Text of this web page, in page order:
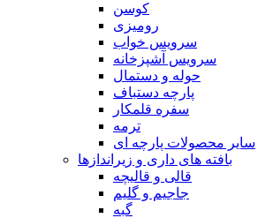
کوسن
رومیزی
سرویس خواب
سرویس آشپزخانه
حوله و دستمال
پارچه دستباف
سفره قلمکار
ترمه
سایر محصولات پارچه ای
بافته های داری و زیراندازها
قالی و قالیچه
جاجیم و گلیم
گبه